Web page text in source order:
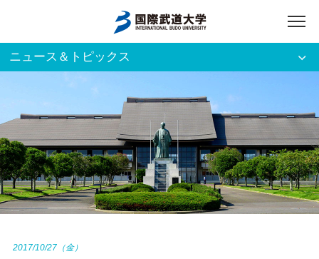
アクセス 入試資料請求
ご利用者別
ホーム
大学案内
ニュース＆トピックス
2017/10/27（金）